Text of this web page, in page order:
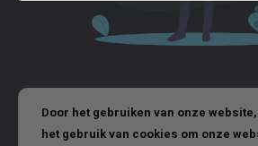
Door het gebruiken van onze
het gebruik van cookies om onze